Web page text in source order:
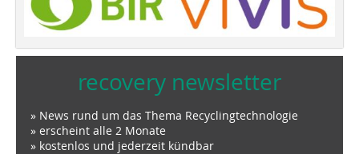
recovery newsletter
» News rund um das Thema Recyclingtechnologie
» erscheint alle 2 Monate
» kostenlos und jederzeit kündbar